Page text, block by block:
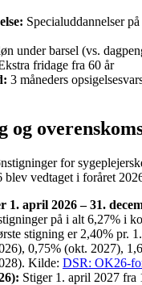
Specialuddannelser
under barsel (vs.
fridage fra 60 år
3 måneders
og
for
vedtaget i foråret
1. april 2026 – 31.
på i alt 6,27% i
stigning er 2,40% pr.
0,75% (okt. 2027),
Kilde: DSR: OK26-
Stiger 1. april 2027 fra